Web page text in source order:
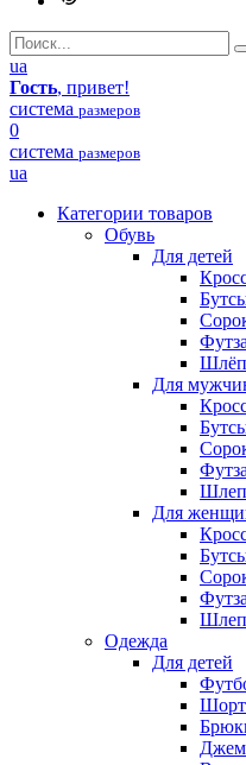
ua
Гость, привет!
система размеров
0
система размеров
ua
Категории товаров
Обувь
Для детей
Для
Для
Одежда
Для детей